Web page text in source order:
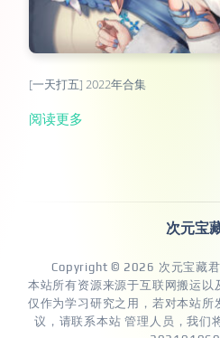
[一天打五] 2022年合集
阅读更多
次元宝
Copyright © 2026 次元宝藏君
本站所有资源来源于互联网搬运以
仅作为学习研究之用，若对本站所
议，请联系本站 管理人员，我们